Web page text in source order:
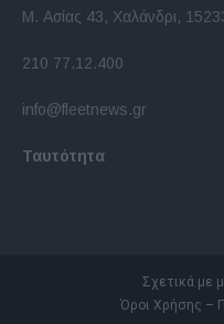
Μ. Ασίας 43, Χαλάνδρι,
210 77.12.400
info@fleetnews.gr
Ταυτότητα
Σχετικά με
Όροι Χρήσης –